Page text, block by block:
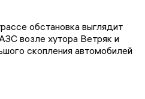
обстановка выглядит
возле хутора Ветряк и
скопления автомобилей